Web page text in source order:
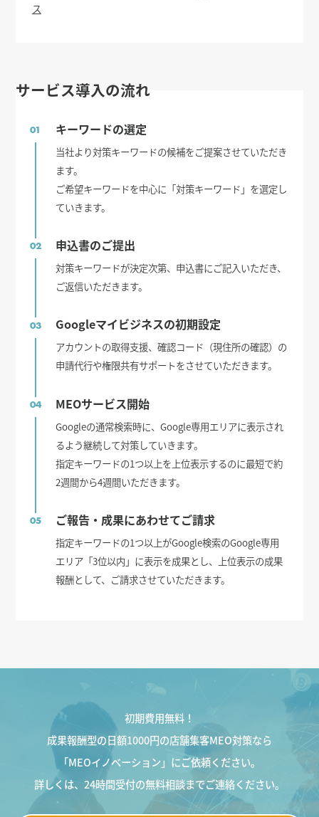
ス
サービス導入の流れ
01 キーワードの選定
当社より対策キーワードの候補をご提案させていただき
ます。
ご希望キーワードを中心に「対策キーワード」を選定し
ていきます。
02 申込書のご提出
対策キーワードが決定次第、申込書にご記入いただき、
ご返信いただきます。
03 Googleマイビジネスの初期設定
アカウントの取得支援、確認コード（現住所の確認）の
申請代行や権限共有サポートをさせていただきます。
04 MEOサービス開始
Googleの通常検索時に、Google専用エリアに表示され
るよう継続して対策していきます。
指定キーワードの1つ以上を上位表示するのに最短で約
2週間から4週間いただきます。
05 ご報告・成果にあわせてご請求
指定キーワードの1つ以上がGoogle検索のGoogle専用
エリア「3位以内」に表示を成果とし、上位表示の成果
報酬として、ご請求させていただきます。
初期費用無料！
成果報酬型の日額1000円の店舗集客MEO対策なら
「MEOイノベーション」にご依頼ください。
詳しくは、24時間受付の無料相談までご連絡ください。